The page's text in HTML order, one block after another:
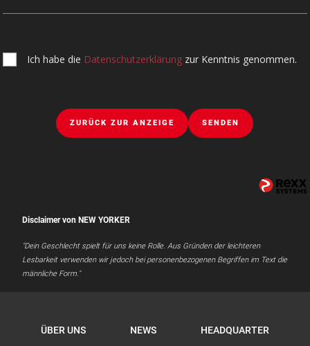
Ich habe die Datenschutzerklärung zur Kenntnis genommen.
ZURÜCK ZUR ANZEIGE SENDEN
Disclaimer von NEW YORKER
"Dein Geschlecht spielt für uns keine Rolle. Aus Gründen der leichteren
Lesbarkeit verwenden wir jedoch bei personenbezogenen Begriffen im Text die
männliche Form."
ÜBER UNS NEWS HEADQUARTER